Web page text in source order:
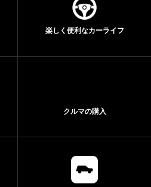
楽しく便利なカーライフ
クルマの購入